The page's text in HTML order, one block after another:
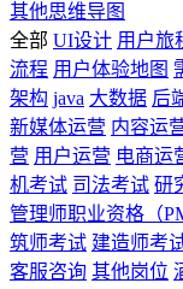
其他思维导图
全部 UI设计 用户旅
流程 用户体验地图
架构 java 大数据 后
新媒体运营 内容运
营 用户运营 电商运
机考试 司法考试 研
管理师职业资格（
筑师考试 建造师考
客服咨询 其他岗位